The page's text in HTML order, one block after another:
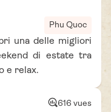
Phu Quoc
una delle migliori
di estate tra
e relax.
616 vues